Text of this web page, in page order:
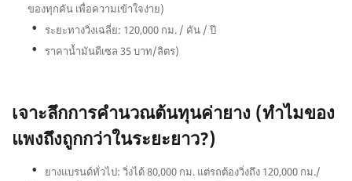
ของทุกคัน เพื่อความเข้าใจง่าย)
ระยะทางวิ่งเฉลี่ย: 120,000 กม. / คัน / ปี
ราคาน้ำมันดีเซล 35 บาท/ลิตร)
เจาะลึกการคำนวณต้นทุนค่ายาง (ทำไมของ
แพงถึงถูกกว่าในระยะยาว?)
ยางแบรนด์ทั่วไป: วิ่งได้ 80,000 กม. แต่รถต้องวิ่งถึง 120,000 กม./